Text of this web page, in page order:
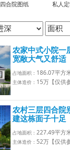
四合院图纸 私人
农家中式小院一
宽敞大气又舒适
占地面积： 186.07平方
主体造价： 15万【仅供
农村三层四合院
建这栋面子十足
占地面积： 227.49平方
主体造价： 52万【仅供